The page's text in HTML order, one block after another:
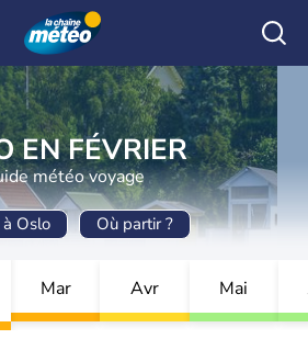
EN FÉVRIER
météo voyage
Oslo Où partir ?
Mar Avr Mai